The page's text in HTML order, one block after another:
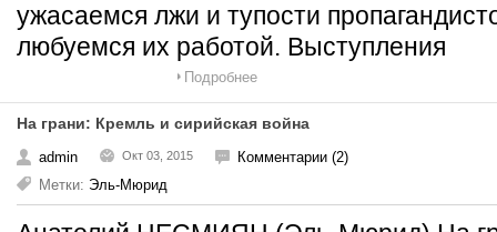
ужасаемся лжи и тупости
любуемся их работой. Выступления
Подробнее
На грани: Кремль и сирийская война
admin Окт 03, 2015
Комментарии (2)
Метки: Эль-Мюрид